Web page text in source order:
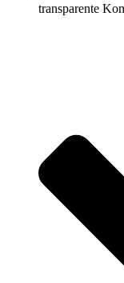
transparente